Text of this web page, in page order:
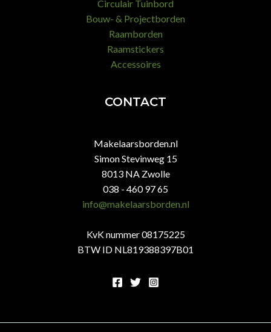
Circulair Tuinbord
Bouw- & Projectborden
Raamborden
Raamstickers
Accessoires
CONTACT
Makelaarsborden.nl
Simon Stevinweg 15
8013 NA Zwolle
038 - 460 97 65
info@makelaarsborden.nl
KvK nummer 08175225
BTW ID NL819388397B01